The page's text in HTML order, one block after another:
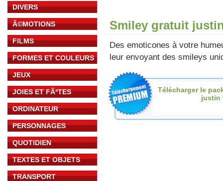
DIVERS
Ã©MOTIONS
FILMS
FORMES ET COULEURS
JEUX
JOIES ET FÃªTES
ORDINATEUR
PERSONNAGES
QUOTIDIEN
TEXTES ET OBJETS
TRANSPORT
Smiley gratuit
Des emoticones à votre
leur envoyant des smileys
Télécharger le
justin